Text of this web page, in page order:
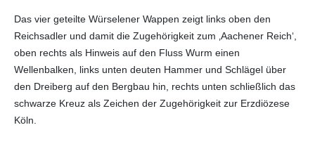
Das vier geteilte Würselener Wappen zeigt links oben den
Reichsadler und damit die Zugehörigkeit zum ‚Aachener Reich‘,
oben rechts als Hinweis auf den Fluss Wurm einen
Wellenbalken, links unten deuten Hammer und Schlägel über
den Dreiberg auf den Bergbau hin, rechts unten schließlich das
schwarze Kreuz als Zeichen der Zugehörigkeit zur Erzdiözese
Köln.